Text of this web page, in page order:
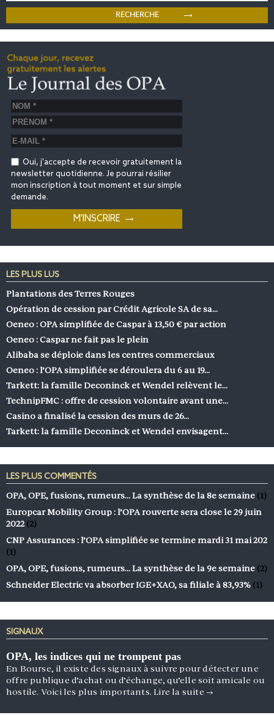
Oui, j'accepte de recevoir gratuitement la
newsletter quotidienne. Je pourrai résilier
mon inscription à tout moment et sur simple
demande.
LES PLUS LUS
Plantations des Terres Rouges
Opération de cession par Crédit Agricole SA de sa…
Oeneo : OPA simplifiée de Caspar à 13,50 € par action
Oeneo : Caspar ne fait pas le plein
Alibaba se déploie dans les centres commerciaux
Oeneo : l’OPA simplifiée se déroulera du 6 au 19…
Tarkett: la famille Deconinck et Wendel relèvent le…
TechnipFMC : offre de cession volontaire avant une…
Casino a finalisé la cession des murs de 26…
Tarkett: la famille Deconinck et Wendel envisagent…
LES PLUS COMMENTÉS
OPA, OPE, fusions, rumeurs… La synthèse de la 8e semaine (1)
Europcar Mobility Group : l’OPA rouverte sera close le 29 juin
2022 (2)
CNP Assurances : l’OPA simplifiée se termine mardi 31 mai 202
(1)
OPA, OPE, fusions, rumeurs… La synthèse de la 9e semaine (2)
Schneider Electric va absorber IGE+XAO, sa filiale à 83,93% (1)
SIGNAUX
OPA, les indices qui ne trompent pas
En Bourse, il existe des signaux à suivre pour détecter une
offre publique d’achat ou d’échange, qu’elle soit amicale ou
hostile. Voici les plus importants.Lire la suite →